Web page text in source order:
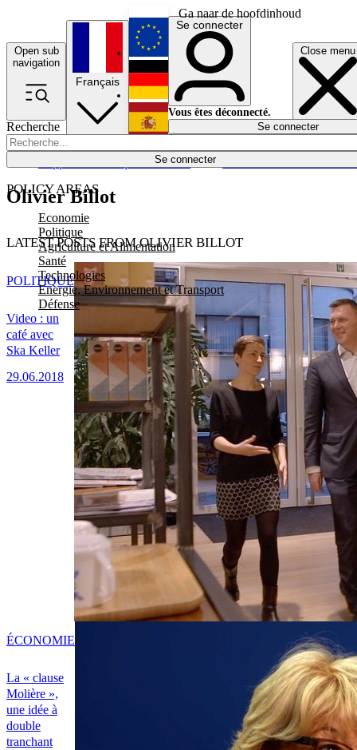
Ga naar de hoofdinhoud
Open sub
navigation
Close menu
Recherche
Se connecter
POLICY AREAS
Economie
Politique
Agriculture et Alimentation
Santé
Technologies
Energie, Environnement et Transport
Défense
Économie
Français
English
Deutsch
Español
Se connecter
Vous êtes déconnecté.
Se connecter
Olivier Billot
LATEST POSTS FROM OLIVIER BILLOT
Video : un
café avec
Ska Keller
29.06.2018
POLITIQUE
La « clause
Molière »,
une idée à
double
tranchant
ÉCONOMIE